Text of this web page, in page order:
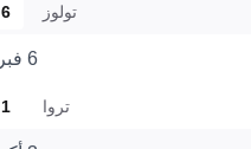
تولوز 6
6 فبراير 2021
تروا 1